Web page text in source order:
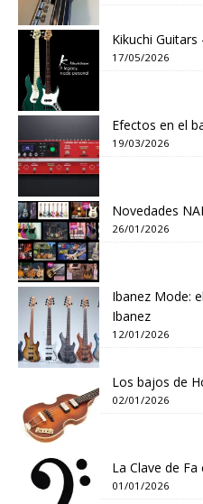
Kikuchi
17/05/2026
Efectos en el
19/03/2026
Novedades
26/01/2026
Ibanez Mode:
Ibanez
12/01/2026
Los bajos de
02/01/2026
La Clave de
01/01/2026